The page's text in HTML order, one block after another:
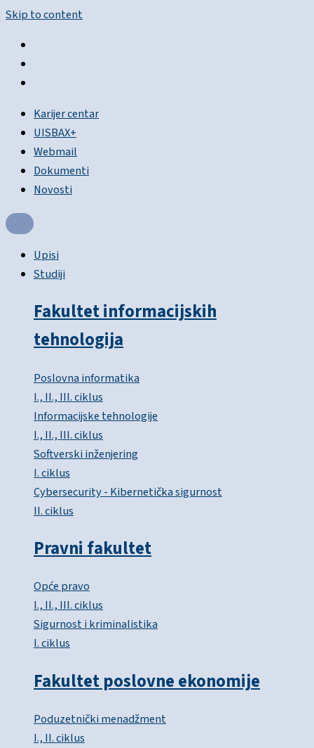
Skip to content
Karijer centar
UISBAX+
Webmail
Dokumenti
Novosti
Upisi
Studiji
Fakultet informacijskih
tehnologija
Poslovna informatika
I., II., III. ciklus
Informacijske tehnologije
I., II., III. ciklus
Softverski inženjering
I. ciklus
Cybersecurity - Kibernetička sigurnost
II. ciklus
Pravni fakultet
Opće pravo
I., II., III. ciklus
Sigurnost i kriminalistika
I. ciklus
Fakultet poslovne ekonomije
Poduzetnički menadžment
I., II. ciklus